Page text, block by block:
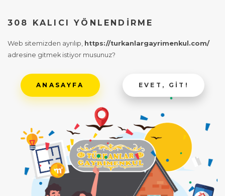
308 KALICI YÖNLENDIRME
Web sitemizden ayrılıp, https://turkanlargayrimenkul.com/
adresine gitmek istiyor musunuz?
ANASAYFA EVET, GIT!